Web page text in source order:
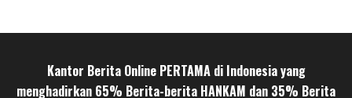
Kantor Berita Online PERTAMA di Indonesia yang
menghadirkan 65% Berita-berita HANKAM dan 35% Berita